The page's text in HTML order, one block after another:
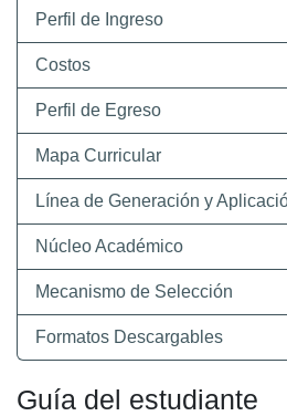
Perfil de Ingreso
Costos
Perfil de Egreso
Mapa Curricular
Línea de Generación y
Núcleo Académico
Mecanismo de Selección
Formatos Descargables
Guía del estudiante